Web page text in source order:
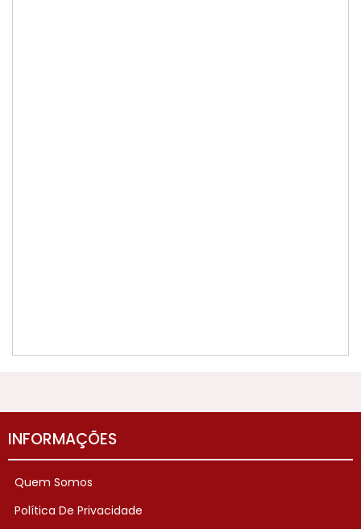
INFORMAÇÕES
Quem Somos
Política De Privacidade